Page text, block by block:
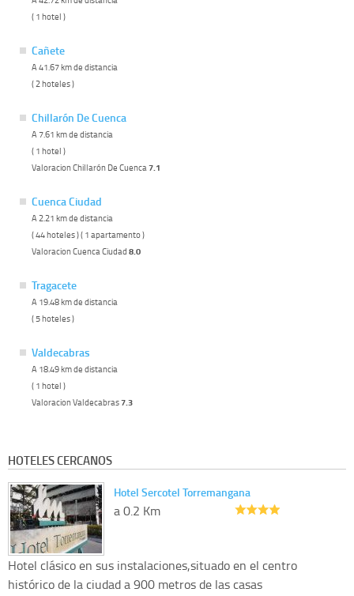
( 1 hotel )
Cañete
A 41.67 km de distancia
( 2 hoteles )
Chillarón De Cuenca
A 7.61 km de distancia
( 1 hotel )
Valoracion Chillarón De Cuenca 7.1
Cuenca Ciudad
A 2.21 km de distancia
( 44 hoteles ) ( 1 apartamento )
Valoracion Cuenca Ciudad 8.0
Tragacete
A 19.48 km de distancia
( 5 hoteles )
Valdecabras
A 18.49 km de distancia
( 1 hotel )
Valoracion Valdecabras7.3
HOTELES CERCANOS
Hotel Sercotel Torremangana
a 0.2 Km
Hotel clásico en sus instalaciones,situado en el centro
histórico de la ciudad a 900 metros de las casas